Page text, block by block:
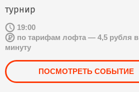
турнир
19:00
по тарифам лофта — 4,5 рубля в
минуту
ПОСМОТРЕТЬ СОБЫТИЕ